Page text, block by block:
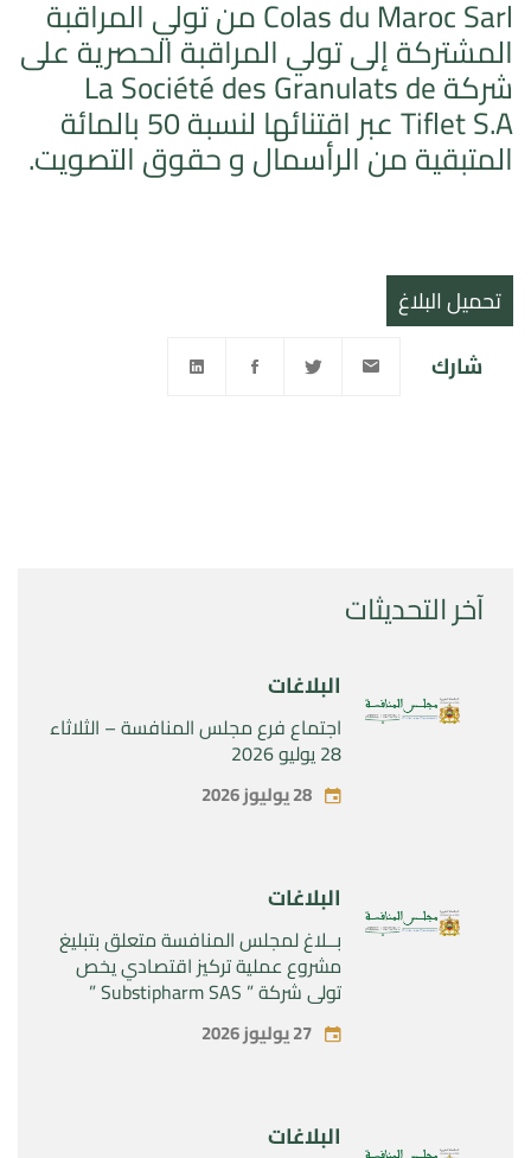
آخر التحديثات
البلاغات
اجتماع فرع مجلس المنافسة – الثلاثاء
28 يوليو 2026
28 يوليوز 2026
البلاغات
بــلاغ لمجلس المنافسة متعلق بتبليغ
مشروع عملية تركيز اقتصادي يخص
تولي شركة ” Substipharm SAS ”
المراقبة الحصرية للأصول والحقوق
المتعلقة بالمنتجين الصيدلانيين”
27 يوليوز 2026
البلاغات
Colas du Maroc Sarl من تولي المراقبة
المشتركة إلى تولي المراقبة الحصرية على
شركة La Société des Granulats de
Tiflet S.A عبر اقتنائها لنسبة 50 بالمائة
المتبقية من الرأسمال و حقوق التصويت.
تحميل البلاغ
شارك